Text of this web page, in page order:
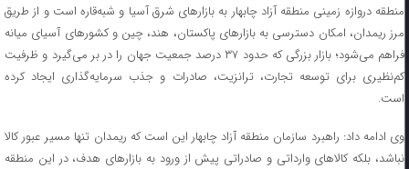
منطقه دروازه زمینی منطقه آزاد چابهار به بازارهای شرق آسیا و شبه‌قاره است و از طریق
مرز ریمدان، امکان دسترسی به بازارهای پاکستان، هند، چین و کشورهای آسیای میانه
فراهم می‌شود؛ بازار بزرگی که حدود ۳۷ درصد جمعیت جهان را در بر می‌گیرد و ظرفیت
کم‌نظیری برای توسعه تجارت، ترانزیت، صادرات و جذب سرمایه‌گذاری ایجاد کرده
است.
وی ادامه داد: راهبرد سازمان منطقه آزاد چابهار این است که ریمدان تنها مسیر عبور کالا
نباشد، بلکه کالاهای وارداتی و صادراتی پیش از ورود به بازارهای هدف، در این منطقه